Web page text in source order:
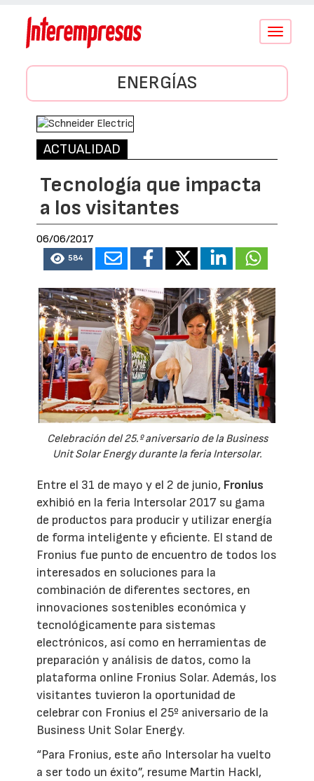
Conmutar
ENERGÍAS
ACTUALIDAD
Tecnología que impacta
a los visitantes
06/06/2017
584
Celebración del 25.º aniversario de la Business
Unit Solar Energy durante la feria Intersolar.
Entre el 31 de mayo y el 2 de junio, Fronius
exhibió en la feria Intersolar 2017 su gama
de productos para producir y utilizar energía
de forma inteligente y eficiente. El stand de
Fronius fue punto de encuentro de todos los
interesados en soluciones para la
combinación de diferentes sectores, en
innovaciones sostenibles económica y
tecnológicamente para sistemas
electrónicos, así como en herramientas de
preparación y análisis de datos, como la
plataforma online Fronius Solar. Además, los
visitantes tuvieron la oportunidad de
celebrar con Fronius el 25º aniversario de la
Business Unit Solar Energy.
“Para Fronius, este año Intersolar ha vuelto
a ser todo un éxito”, resume Martin Hackl,